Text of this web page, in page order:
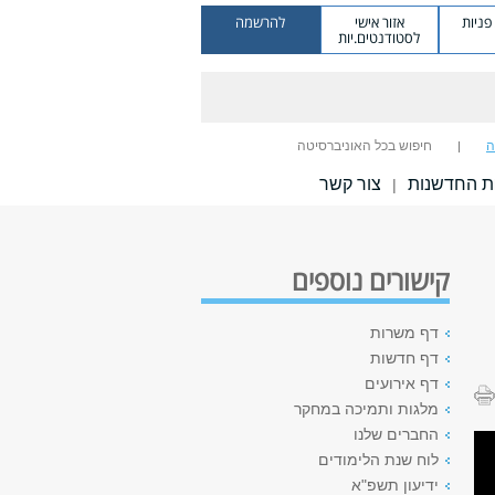
אזור אישי
לסטודנטים.יות
להרשמה
חיפוש בכל האוניברסיטה
החדשנות | צור קשר
קישורים נוספים
דף משרות
דף חדשות
דף אירועים
מלגות ותמיכה במחקר
החברים שלנו
לוח שנת הלימודים
ידיעון תשפ"א